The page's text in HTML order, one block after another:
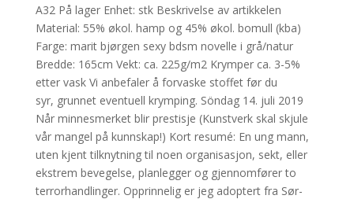
A32 På lager Enhet: stk Beskrivelse av artikkelen
Material: 55% økol. hamp og 45% økol. bomull (kba)
Farge: marit bjørgen sexy bdsm novelle i grå/natur
Bredde: 165cm Vekt: ca. 225g/m2 Krymper ca. 3-5%
etter vask Vi anbefaler å forvaske stoffet før du
syr, grunnet eventuell krymping. Söndag 14. juli 2019
Når minnesmerket blir prestisje (Kunstverk skal skjule
vår mangel på kunnskap!) Kort resumé: En ung mann,
uten kjent tilknytning til noen organisasjon, sekt, eller
ekstrem bevegelse, planlegger og gjennomfører to
terrorhandlinger. Opprinnelig er jeg adoptert fra Sør-